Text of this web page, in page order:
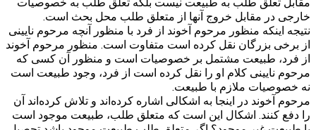
خارجی در مقابل خروج آنها از متعلق طلب محل بحث است.
نتیجه اینکه منظور مرحوم آخوند از فرد با منظور آنچه مرحوم نایینی
از برخی بزرگان نقل کرده است متفاوت است. منظور مرحوم آخوند
از فرد، طبیعت مشتمل بر خصوصیات است و منظور آن کسی که
مرحوم نایینی کلام او را نقل کرده است از فرد، وجود طبیعت است
نه خصوصیات ملازم با طبیعت.
مرحوم آخوند در اینجا به اشکالی اشاره کرده‌اند و تلاش کرده‌اند آن
را دفع کنند. اشکال این است که متعلق طلب، طبیعت موجود است